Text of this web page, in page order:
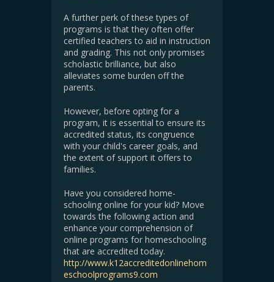
A further perk of these types of
programs is that they often offer
certified teachers to aid in instruction
and grading. This not only promises
scholastic brilliance, but also
alleviates some burden off the
parents.
However, before opting for a
program, it is essential to ensure its
accredited status, its congruence
with your child's career goals, and
the extent of support it offers to
families.
Have you considered home-
schooling online for your kid? Move
towards the following action and
enhance your comprehension of
online programs for homeschooling
that are accredited today.
http://www.k12accreditedonlinehom
eschoolprograms9.com